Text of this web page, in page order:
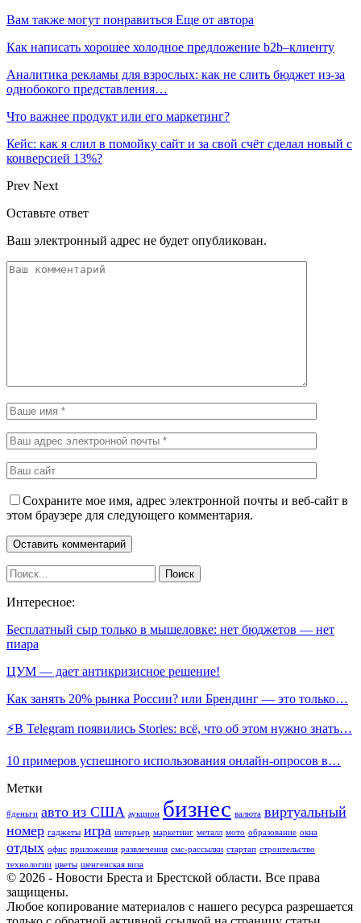
Вам также могут понравиться Еще от автора
Как написать хорошее холодное предложение b2b–клиенту
Аналитика рекламы для взрослых: как не слить бюджет из-за
однобокого представления…
Что важнее продукт или его маркетинг?
Кейс: как я слил в помойку сайт и за свой счёт сделал новый с
конверсией 13%?
Prev Next
Оставьте ответ
Ваш электронный адрес не будет опубликован.
Сохраните мое имя, адрес электронной почты и веб-сайт в
этом браузере для следующего комментария.
Интересное:
Бесплатный сыр только в мышеловке: нет бюджетов — нет
пиара
ЦУМ — дает антикризисное решение!
Как занять 20% рынка России? или Брендинг — это только…
⚡️В Telegram появились Stories: всё, что об этом нужно знать…
10 примеров успешного использования онлайн-опросов в…
Метки
#деньги авто из США аукцион бизнес валюта виртуальный
номер гаджеты игра интерьер маркетинг металл мото образование окна
отдых офис приложения развлечения смс-рассылки стартап строительство
технологии цветы шенгенская виза
© 2026 - Новости Бреста и Брестской области. Все права
защищены.
Любое копирование материалов с нашего ресурса разрешается